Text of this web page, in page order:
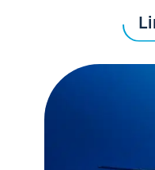
Bonne pêche,
notre camping en
dégustation…
Le club de
Plongée de